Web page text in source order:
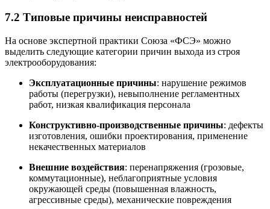
7.2 Типовые причины неисправностей
На основе экспертной практики Союза «ФСЭ» можно
выделить следующие категории причин выхода из строя
электрооборудования:
Эксплуатационные причины: нарушение режимов
работы (перегрузки), невыполнение регламентных
работ, низкая квалификация персонала
Конструктивно-производственные причины: дефекты
изготовления, ошибки проектирования, применение
некачественных материалов
Внешние воздействия: перенапряжения (грозовые,
коммутационные), неблагоприятные условия
окружающей среды (повышенная влажность,
агрессивные среды), механические повреждения